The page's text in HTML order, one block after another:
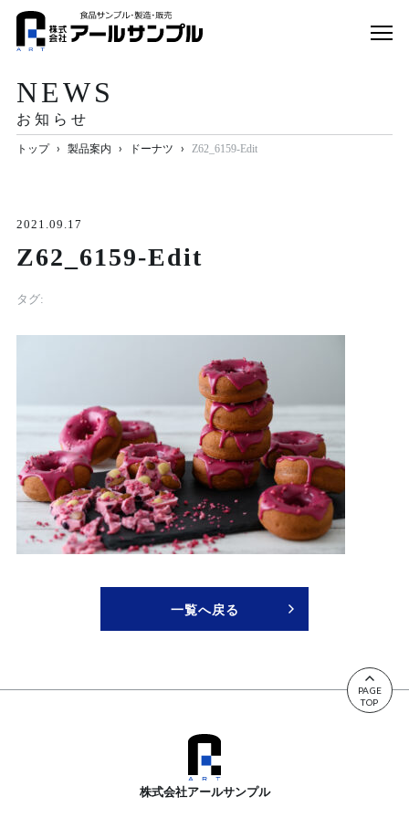
企業情報
お問い合わせ
NEWS
お知らせ
トップ › 製品案内 › ドーナツ › Z62_6159-Edit
2021.09.17
Z62_6159-Edit
タグ:
一覧へ戻る >
^
PAGE
TOP
株式会社アールサンプル